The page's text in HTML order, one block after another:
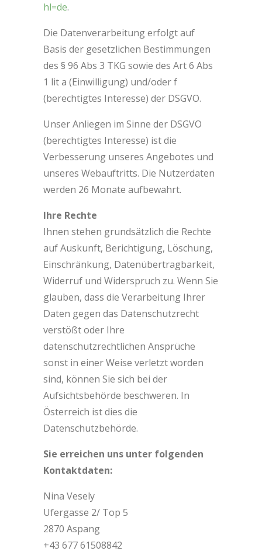
hl=de.
Die Datenverarbeitung erfolgt auf
Basis der gesetzlichen Bestimmungen
des § 96 Abs 3 TKG sowie des Art 6 Abs
1 lit a (Einwilligung) und/oder f
(berechtigtes Interesse) der DSGVO.
Unser Anliegen im Sinne der DSGVO
(berechtigtes Interesse) ist die
Verbesserung unseres Angebotes und
unseres Webauftritts. Die Nutzerdaten
werden 26 Monate aufbewahrt.
Ihre Rechte
Ihnen stehen grundsätzlich die Rechte
auf Auskunft, Berichtigung, Löschung,
Einschränkung, Datenübertragbarkeit,
Widerruf und Widerspruch zu. Wenn Sie
glauben, dass die Verarbeitung Ihrer
Daten gegen das Datenschutzrecht
verstößt oder Ihre
datenschutzrechtlichen Ansprüche
sonst in einer Weise verletzt worden
sind, können Sie sich bei der
Aufsichtsbehörde beschweren. In
Österreich ist dies die
Datenschutzbehörde.
Sie erreichen uns unter folgenden
Kontaktdaten:
Nina Vesely
Ufergasse 2/ Top 5
2870 Aspang
+43 677 61508842